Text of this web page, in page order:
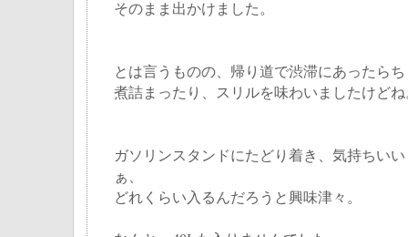
そのまま出かけました。
とは言うものの、帰り道で渋滞にあったら
煮詰まったり、スリルを味わいましたけどね
ガソリンスタンドにたどり着き、気持ちい
ぁ、
どれくらい入るんだろうと興味津々。